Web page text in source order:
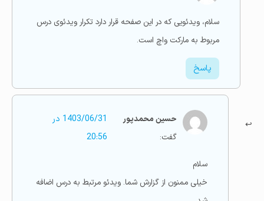
سلام، ویدئویی که در این صفحه قرار دارد تکرار ویدئوی درس
مربوط به مارکت واچ است.
پاسخ
حسین محمدپور
گفت:
1403/06/31 در
20:56
سلام
خیلی ممنون از گزارش شما. ویدئو مرتبط به درس اضافه